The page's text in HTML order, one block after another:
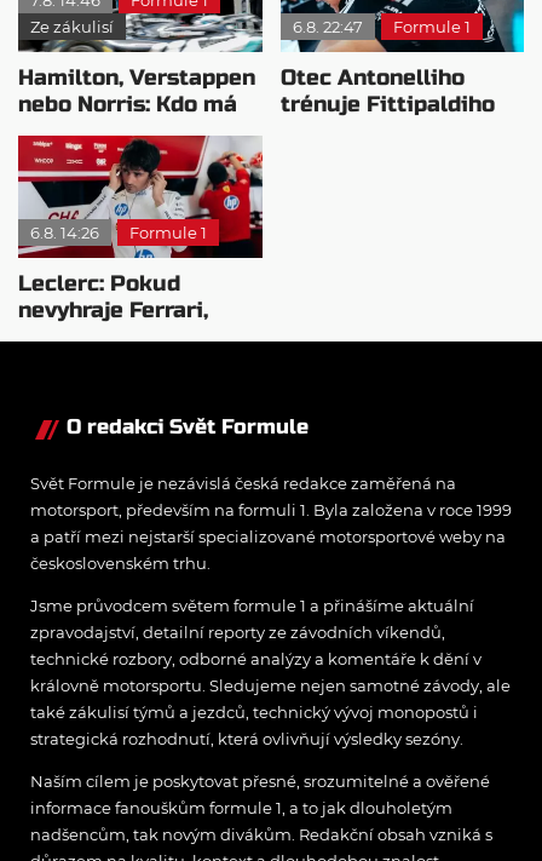
Ze zákulisí
Hamilton, Verstappen
nebo Norris: Kdo má
nejvyšší plat?
6.8. 22:47 Formule 1
Otec Antonelliho
trénuje Fittipaldiho
6.8. 14:26 Formule 1
Leclerc: Pokud
nevyhraje Ferrari,
přeji titul
O redakci Svět Formule
Svět Formule je nezávislá česká redakce zaměřená na
motorsport, především na formuli 1. Byla založena v roce 1999
a patří mezi nejstarší specializované motorsportové weby na
československém trhu.
Jsme průvodcem světem formule 1 a přinášíme aktuální
zpravodajství, detailní reporty ze závodních víkendů,
technické rozbory, odborné analýzy a komentáře k dění v
královně motorsportu. Sledujeme nejen samotné závody, ale
také zákulisí týmů a jezdců, technický vývoj monopostů i
strategická rozhodnutí, která ovlivňují výsledky sezóny.
Naším cílem je poskytovat přesné, srozumitelné a ověřené
informace fanouškům formule 1, a to jak dlouholetým
nadšencům, tak novým divákům. Redakční obsah vzniká s